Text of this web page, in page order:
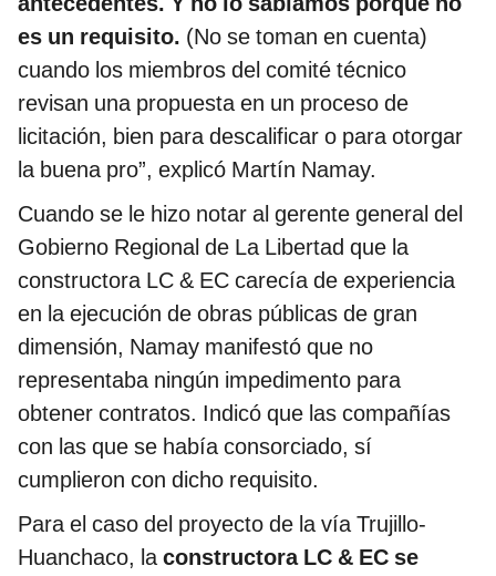
es un requisito. (No se toman en cuenta)
cuando los miembros del comité técnico
revisan una propuesta en un proceso de
licitación, bien para descalificar o para otorgar
la buena pro”, explicó Martín Namay.
Cuando se le hizo notar al gerente general del
Gobierno Regional de La Libertad que la
constructora LC & EC carecía de experiencia
en la ejecución de obras públicas de gran
dimensión, Namay manifestó que no
representaba ningún impedimento para
obtener contratos. Indicó que las compañías
con las que se había consorciado, sí
cumplieron con dicho requisito.
Para el caso del proyecto de la vía Trujillo-
Huanchaco, laconstructora LC & EC se